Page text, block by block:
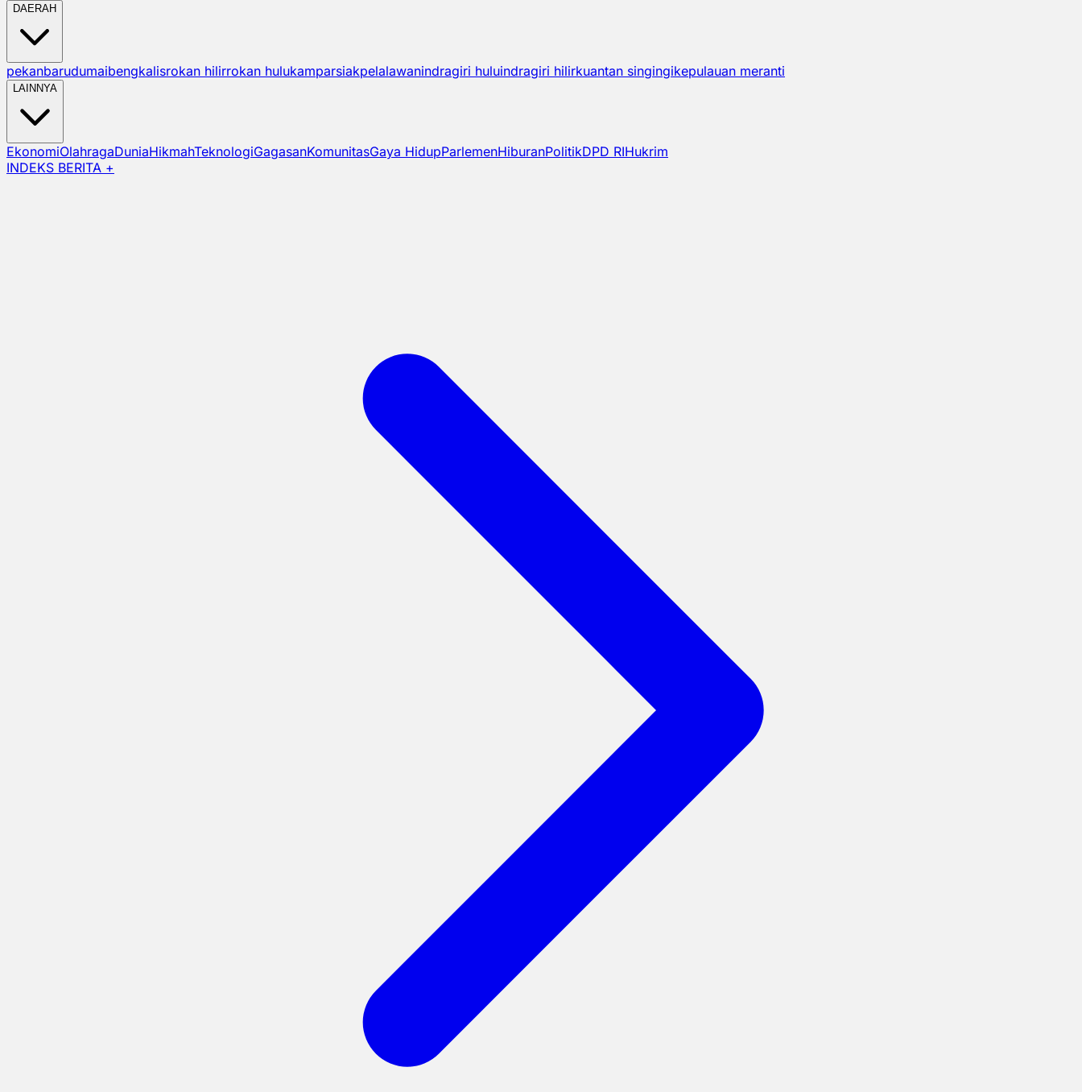
DAERAH
pekanbarudumaibengkalisrokan hilirrokan hulukamparsiakpelalawanindragiri huluindragiri hilirkuantan singingikepulauan meranti
LAINNYA
EkonomiOlahragaDuniaHikmahTeknologiGagasanKomunitasGaya HidupParlemenHiburanPolitikDPD RIHukrim
INDEKS BERITA +